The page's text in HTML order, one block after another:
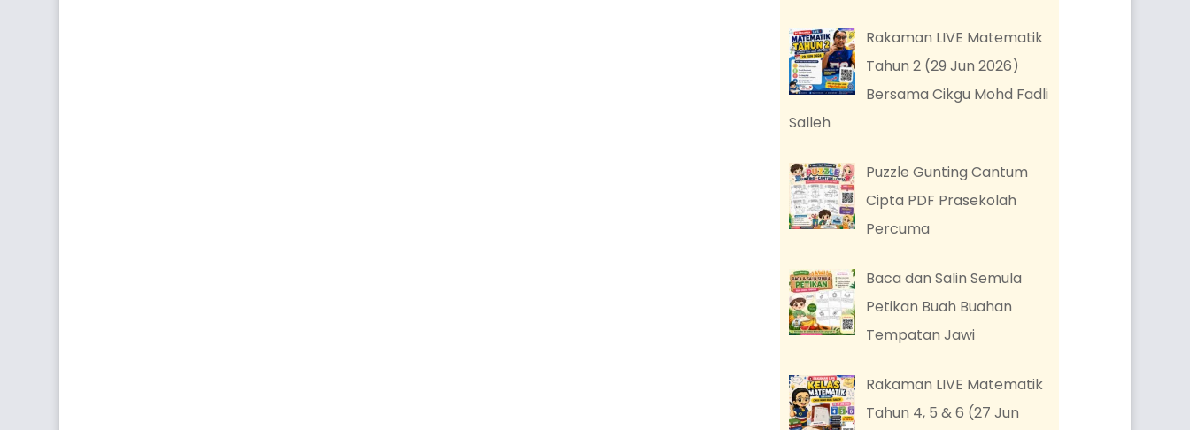
Rakaman LIVE Matematik
Tahun 2 (29 Jun 2026)
Bersama Cikgu Mohd Fadli
Salleh
Puzzle Gunting Cantum
Cipta PDF Prasekolah
Percuma
Baca dan Salin Semula
Petikan Buah Buahan
Tempatan Jawi
Rakaman LIVE Matematik
Tahun 4, 5 & 6 (27 Jun